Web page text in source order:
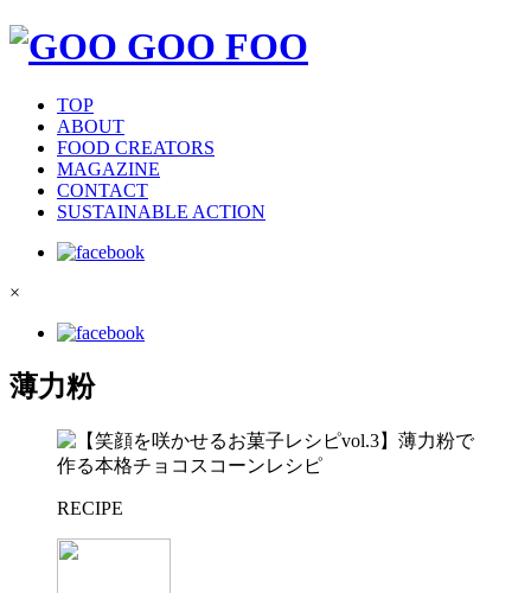
TOP
ABOUT
FOOD CREATORS
MAGAZINE
CONTACT
SUSTAINABLE ACTION
×
薄力粉
RECIPE